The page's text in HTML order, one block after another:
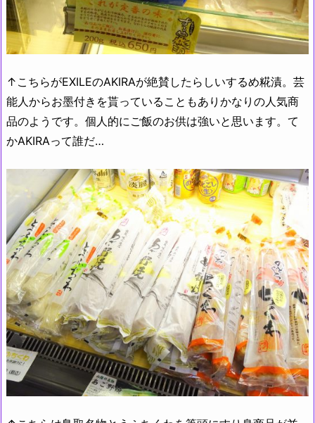
↑こちらがEXILEのAKIRAが絶賛したらしいするめ糀漬。芸
能人からお墨付きを貰っていることもありかなりの人気商
品のようです。個人的にご飯のお供は強いと思います。て
かAKIRAって誰だ…